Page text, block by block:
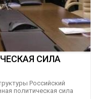
СИЛА
Российский
политическая сила